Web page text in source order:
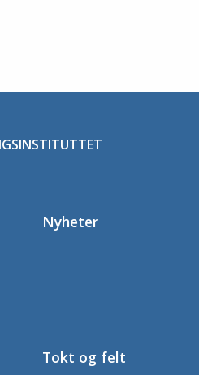
Nyheter
Tokt og felt